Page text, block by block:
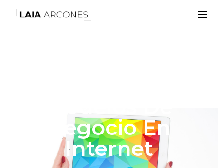
Modelos De
Negocio En
Internet